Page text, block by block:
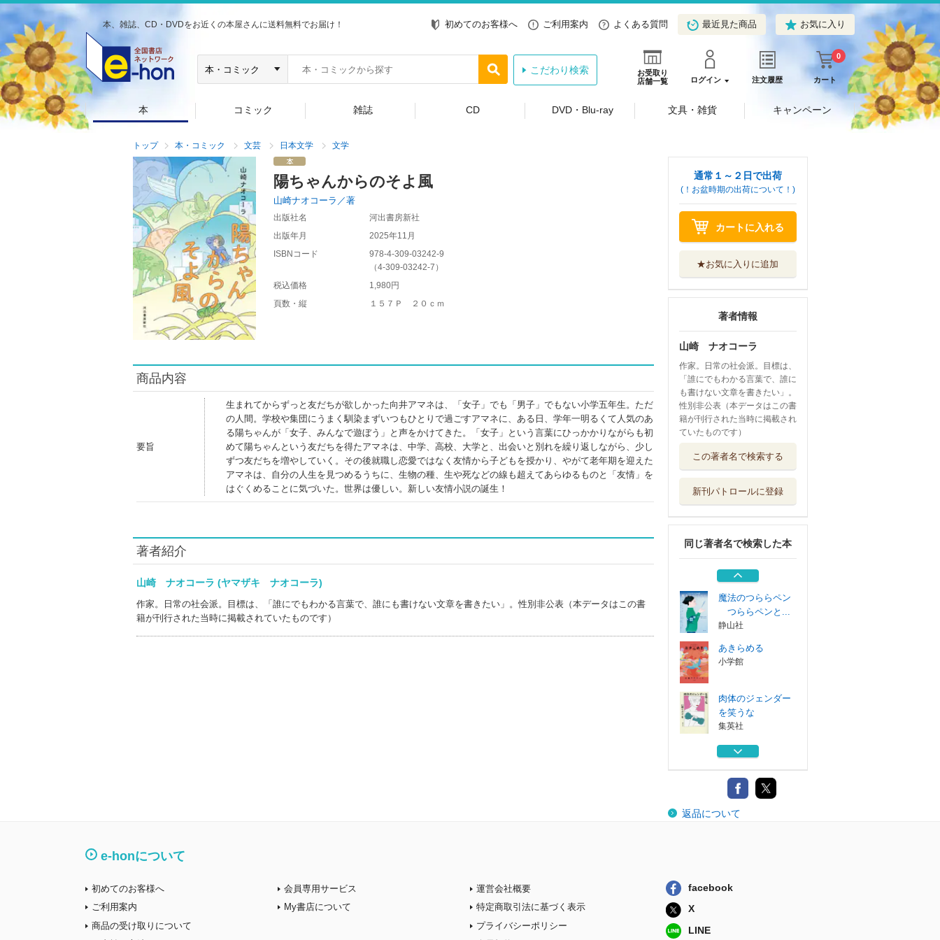
本、雑誌、CD・DVDをお近くの本屋さんに送料無料でお届け！ 初めてのお客様へ ご利用案内 よくある質問 最近見た商品 お気に入り
お受取り
店舗一覧
ログイン 注文履歴 カート
0
こだわり検索
本 コミック 雑誌 CD DVD・Blu-ray 文具・雑貨 キャンペーン
トップ 本・コミック 文芸 日本文学 文学
陽ちゃんからのそよ風
山崎ナオコーラ／著
出版社名
河出書房新社
出版年月
2025年11月
ISBNコード
978-4-309-03242-9
（4-309-03242-7 ）
税込価格
1,980円
頁数・縦
１５７Ｐ ２０ｃｍ
商品内容
要旨
生まれてからずっと友だちが欲しかった向井アマネは、「女子」でも「男子」でもない小学五年生。ただ
の人間。学校や集団にうまく馴染まずいつもひとりで過ごすアマネに、ある日、学年一明るくて人気のあ
る陽ちゃんが「女子、みんなで遊ぼう」と声をかけてきた。「女子」という言葉にひっかかりながらも初
めて陽ちゃんという友だちを得たアマネは、中学、高校、大学と、出会いと別れを繰り返しながら、少し
ずつ友だちを増やしていく。その後就職し恋愛ではなく友情から子どもを授かり、やがて老年期を迎えた
アマネは、自分の人生を見つめるうちに、生物の種、生や死などの線も超えてあらゆるものと「友情」を
はぐくめることに気づいた。世界は優しい。新しい友情小説の誕生！
著者紹介
山崎 ナオコーラ (ヤマザキ ナオコーラ)
作家。日常の社会派。目標は、「誰にでもわかる言葉で、誰にも書けない文章を書きたい」。性別非公表（本データはこの書
籍が刊行された当時に掲載されていたものです）
通常１～２日で出荷
(！お盆時期の出荷について！)
カートに入れる
★お気に入りに追加
著者情報
山崎 ナオコーラ
作家。日常の社会派。目標は、
「誰にでもわかる言葉で、誰に
も書けない文章を書きたい」。
性別非公表（本データはこの書
籍が刊行された当時に掲載され
ていたものです）
この著者名で検索する
新刊パトロールに登録
同じ著者名で検索した本
を笑うな
ミライの源氏物語
ニセ姉妹
中央公論新社
魔法のつららペン
つららペンと...
静山社
あきらめる
小学館
肉体のジェンダー
を笑うな
集英社
ミライの源氏物語
ニセ姉妹
中央公論新社
返品について
e-honについて
初めてのお客様へ
ご利用案内
商品の受け取りについて
会員専用サービス
My書店について
運営会社概要
特定商取引法に基づく表示
プライバシーポリシー
facebook
X
LINE